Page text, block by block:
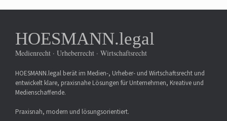
HOESMANN.legal
Medienrecht · Urheberrecht · Wirtschaftsrecht
HOESMANN.legal berät im Medien-, Urheber- und Wirtschaftsrecht und
entwickelt klare, praxisnahe Lösungen für Unternehmen, Kreative und
Medienschaffende.
Praxisnah, modern und lösungsorientiert.